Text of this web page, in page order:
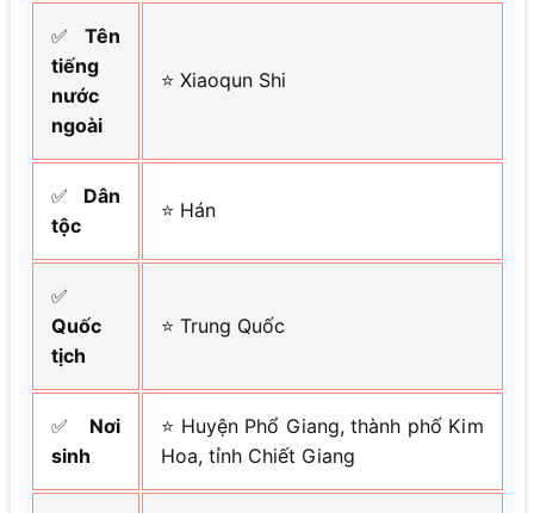
✅ Tên
tiếng
nước
ngoài
⭐ Xiaoqun Shi
✅ Dân
tộc
⭐ Hán
✅
Quốc
tịch
⭐ Trung Quốc
✅ Nơi
sinh
⭐ Huyện Phổ Giang, thành phố Kim
Hoa, tỉnh Chiết Giang